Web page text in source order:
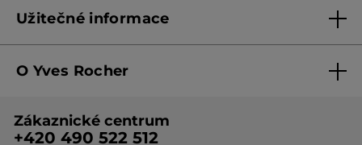
Užitečné informace
Zásady ochrany osobních údajů
Ceník produktů
O Yves Rocher
Botanická expertiza
Zákaznické centrum
+420 490 522 512